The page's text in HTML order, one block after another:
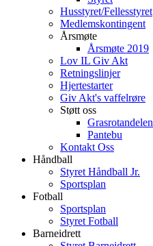
Husstyret/Fellesstyret
Medlemskontingent
Årsmøte
Årsmøte 2019
Lov IL Giv Akt
Retningslinjer
Hjertestarter
Giv Akt's vaffelrøre
Støtt oss
Grasrotandelen
Pantebu
Kontakt Oss
Håndball
Styret Håndball Jr.
Sportsplan
Fotball
Sportsplan
Styret Fotball
Barneidrett